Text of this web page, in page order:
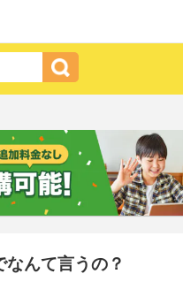
んて言うの？